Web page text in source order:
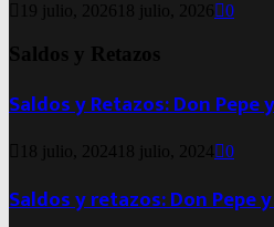
19 julio, 2026 18 julio, 2026 0
Saldos y Retazos
Saldos y Retazos: Don
18 julio, 2024 18 julio, 2024 0
Saldos y retazos: Don Pepe